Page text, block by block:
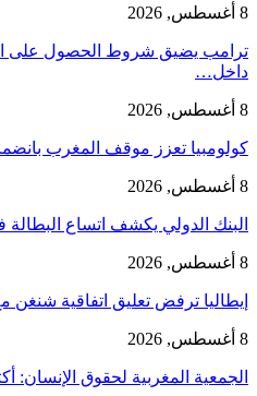
8 أغسطس, 2026
ترامب يضيق شروط الحصول على
داخل…
8 أغسطس, 2026
كولومبيا تعزز موقف المغرب
8 أغسطس, 2026
البنك الدولي يكشف اتساع
8 أغسطس, 2026
إيطاليا ترفض تعليق اتفاقية شنغن
8 أغسطس, 2026
الجمعية المغربية لحقوق الإنسان: أكثر من 100 شخص